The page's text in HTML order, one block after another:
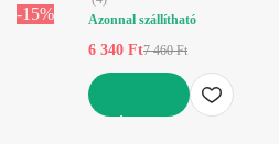
-15%
Azonnal szállítható
6 340 Ft7 460 Ft